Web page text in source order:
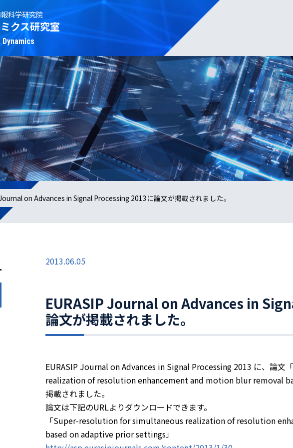
科学研究院
クス研究室
on Advances in Signal Processing 2013に論文が掲載されました。
2013.06.05
EURASIP Journal on Advances in
論文が掲載されました。
EURASIP Journal on Advances in Signal Processing 2013 に、論
realization of resolution enhancement and motion blur removal
掲載されました。
論文は下記のURLよりダウンロードできます。
「Super-resolution for simultaneous realization of resolution
based on adaptive prior settings」